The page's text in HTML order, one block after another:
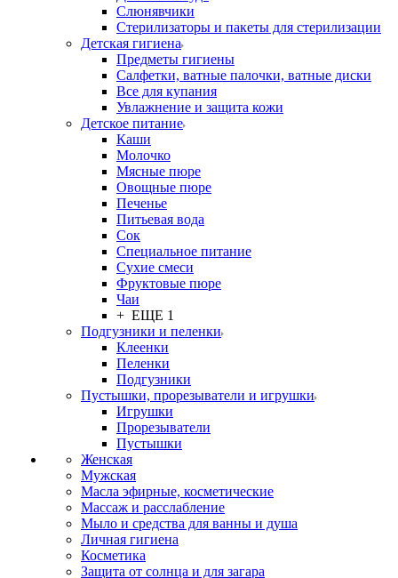
Слюнявчики
Стерилизаторы и пакеты для стерилизации
Детская гигиена
Предметы гигиены
Салфетки, ватные палочки, ватные диски
Все для купания
Увлажнение и защита кожи
Детское питание
Каши
Молочко
Мясные пюре
Овощные пюре
Печенье
Питьевая вода
Сок
Специальное питание
Сухие смеси
Фруктовые пюре
Чаи
+ ЕЩЕ 1
Подгузники и пеленки
Клеенки
Пеленки
Подгузники
Пустышки, прорезыватели и игрушки
Игрушки
Прорезыватели
Пустышки
Женская
Мужская
Масла эфирные, косметические
Массаж и расслабление
Мыло и средства для ванны и душа
Личная гигиена
Косметика
Защита от солнца и для загара